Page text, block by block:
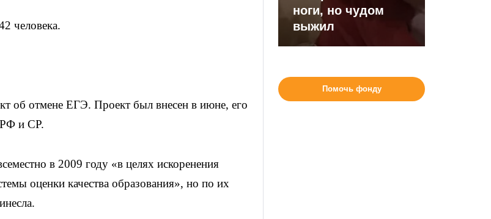
человека.
об отмене ЕГЭ. Проект был внесен в июне, его
и СР.
в 2009 году «в целях искоренения
оценки качества образования», но по их
ноги, но чудом
выжил
Помочь фонду